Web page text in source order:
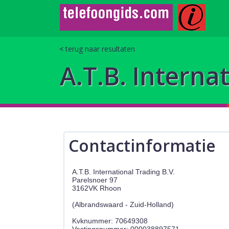
terug naar resultaten
A.T.B.
Contactinformatie
A.T.B. International Trading B.V.
Parelsnoer 97
3162VK Rhoon
(Albrandswaard - Zuid-Holland)
Kvknummer: 70649308